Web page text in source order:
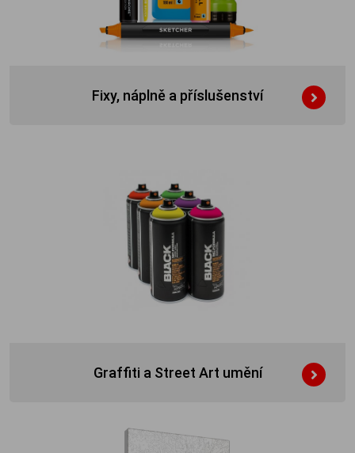
Fixy, náplně a příslušenství
Graffiti a Street Art umění